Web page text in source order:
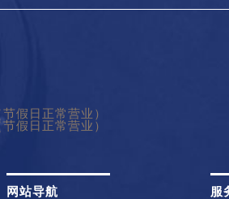
假日正常营业）
假日正常营业）
网站导航
服